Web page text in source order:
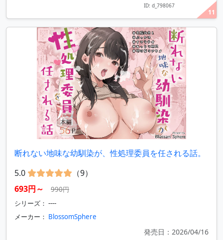
11
ID: d_798067
断れない地味な幼馴染が、性処理委員を任される話。
5.0
（9）
693円～
990円
シリーズ： ----
メーカー： BlossomSphere
発売日：2026/04/16